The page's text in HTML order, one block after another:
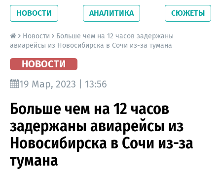
Новосибирской области. Читайте свежие
новости на сайте сетевого издания
Precedent.
НОВОСТИ АНАЛИТИКА СЮЖЕТЫ
Новости
Больше чем на 12 часов задержаны
авиарейсы из Новосибирска в Сочи из-за тумана
НОВОСТИ
19 Мар, 2023 | 13:56
Больше чем на 12 часов
задержаны авиарейсы из
Новосибирска в Сочи из-за
тумана